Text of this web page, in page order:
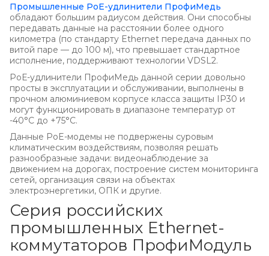
Промышленные PoE-удлинители ПрофиМедь
обладают большим радиусом действия. Они способны
передавать данные на расстоянии более одного
километра (по стандарту Ethernet передача данных по
витой паре — до 100 м), что превышает стандартное
исполнение, поддерживают технологии VDSL2.
РoЕ-удлинители ПрофиМедь данной серии довольно
просты в эксплуатации и обслуживании, выполнены в
прочном алюминиевом корпусе класса защиты IP30 и
могут функционировать в диапазоне температур от
-40°C до +75°C.
Данные PoE-модемы не подвержены суровым
климатическим воздействиям, позволяя решать
разнообразные задачи: видеонаблюдение за
движением на дорогах, построение систем мониторинга
сетей, организация связи на объектах
электроэнергетики, ОПК и другие.
Серия российских
промышленных Ethernet-
коммутаторов ПрофиМодуль